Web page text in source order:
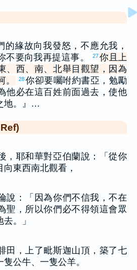
的緣故向我發怒，不應允我，
不要向我再提這事。
27你且上
、西、南、北舉目觀望，因為
28你卻要囑咐約書亞，勉勵
他必在這百姓前面過去，使他
地。』…
，耶和華對亞伯蘭說：「從你
東西南北觀看，
說：「因為你們不信我，不在
聖，所以你們必不得領這會眾
。」
田，上了毗斯迦山頂，築了七
公牛、一隻公羊。